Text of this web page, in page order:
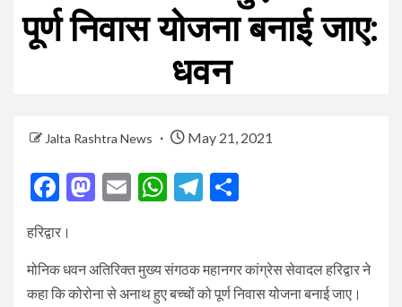
पूर्ण निवास योजना बनाई जाए:
धवन
Jalta Rashtra News May 21, 2021
Facebook
Mastodon
EmailWhatsApp
Telegram
हरिद्वार।
मोनिक धवन अतिरिक्त मुख्य संगठक महानगर कांग्रेस सेवादल हरिद्वार ने
कहा कि कोरोना से अनाथ हुए बच्चों को पूर्ण निवास योजना बनाई जाए।